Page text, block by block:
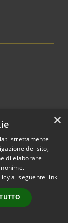
• Comune di
Trigno • Powered
Accesso
×
strettamente
del sito,
di elaborare
al seguente link